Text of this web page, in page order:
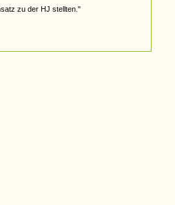
zu der HJ stellten."